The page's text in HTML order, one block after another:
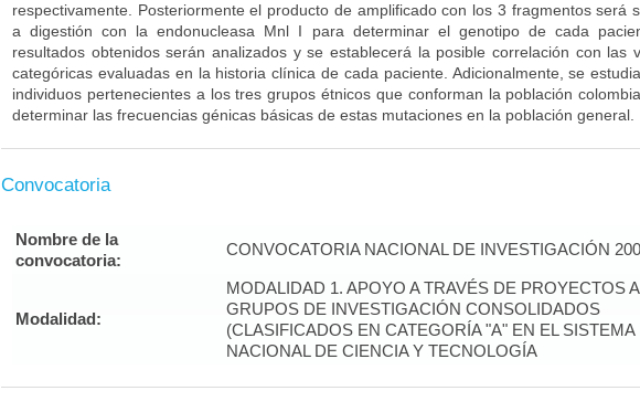
respectivamente. Posteriormente el producto de amplificado con los 3 fragmentos será
a digestión con la endonucleasa Mnl I para determinar el genotipo de cada
resultados obtenidos serán analizados y se establecerá la posible correlación con las
categóricas evaluadas en la historia clínica de cada paciente. Adicionalmente, se
individuos pertenecientes a los tres grupos étnicos que conforman la población
determinar las frecuencias génicas básicas de estas mutaciones en la población general.
Convocatoria
Nombre de la
convocatoria:
CONVOCATORIA NACIONAL DE INVESTIGACIÓN
Modalidad:
MODALIDAD 1. APOYO A TRAVÉS DE PROYECTOS A
GRUPOS DE INVESTIGACIÓN CONSOLIDADOS
(CLASIFICADOS EN CATEGORÍA "A" EN EL SISTEMA
NACIONAL DE CIENCIA Y TECNOLOGÍA